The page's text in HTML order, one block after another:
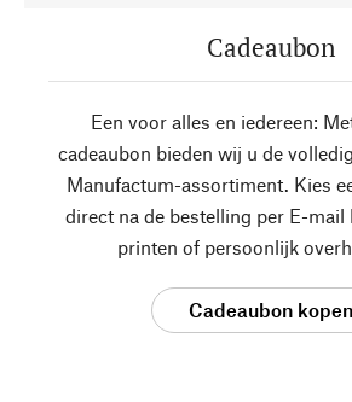
Cadeaubon
Een voor alles en iedereen:
cadeaubon bieden wij u de
Manufactum-assortiment. Kies
direct na de bestelling per E-mail
printen of persoonlijk
Cadeaubon kopen